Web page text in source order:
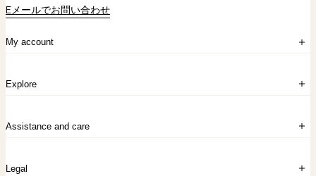
My account
アカウント作成
お問い合わせ
Explore
kataokaについて
Chronicles
Assistance and care
Legal
Eメールでお問い合わせ